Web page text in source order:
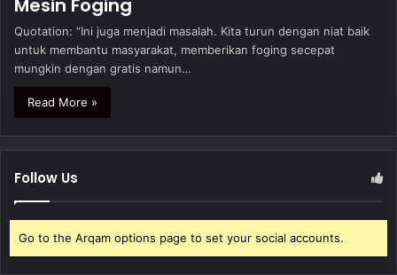
Mesin Foging
Quotation: “Ini juga menjadi masalah. Kita turun dengan niat baik
untuk membantu masyarakat, memberikan foging secepat
mungkin dengan gratis namun…
Read More »
Follow Us
Go to the Arqam options page to set your social accounts.